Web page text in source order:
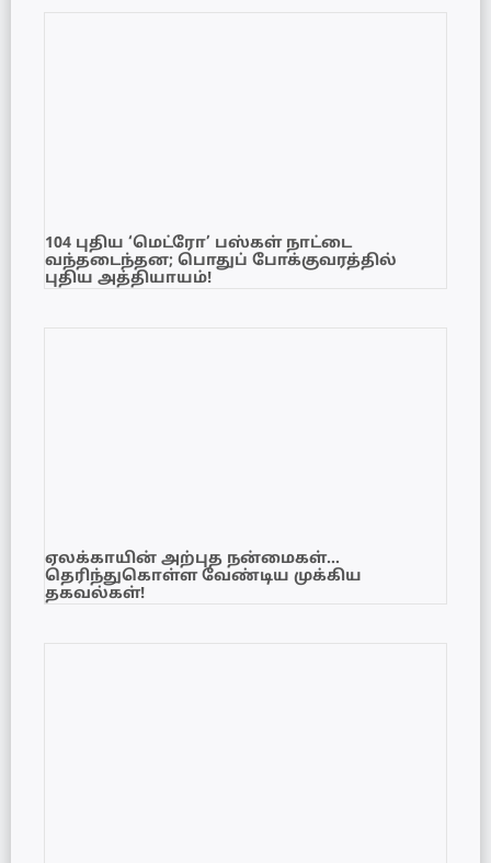
104 புதிய ‘மெட்ரோ’ பஸ்கள் நாட்டை
வந்தடைந்தன; பொதுப் போக்குவரத்தில்
புதிய அத்தியாயம்!
ஏலக்காயின் அற்புத நன்மைகள்…
தெரிந்துகொள்ள வேண்டிய முக்கிய
தகவல்கள்!